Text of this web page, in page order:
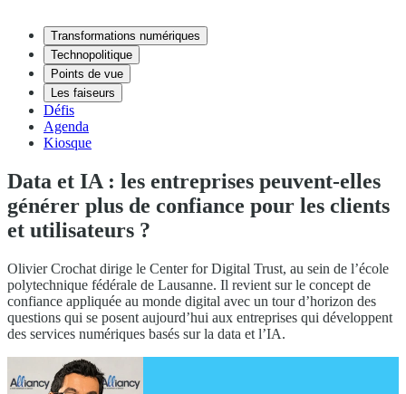
Transformations numériques
Technopolitique
Points de vue
Les faiseurs
Défis
Agenda
Kiosque
Data et IA : les entreprises peuvent-elles
générer plus de confiance pour les clients
et utilisateurs ?
Olivier Crochat dirige le Center for Digital Trust, au sein de l’école
polytechnique fédérale de Lausanne. Il revient sur le concept de
confiance appliquée au monde digital avec un tour d’horizon des
questions qui se posent aujourd’hui aux entreprises qui développent
des services numériques basés sur la data et l’IA.